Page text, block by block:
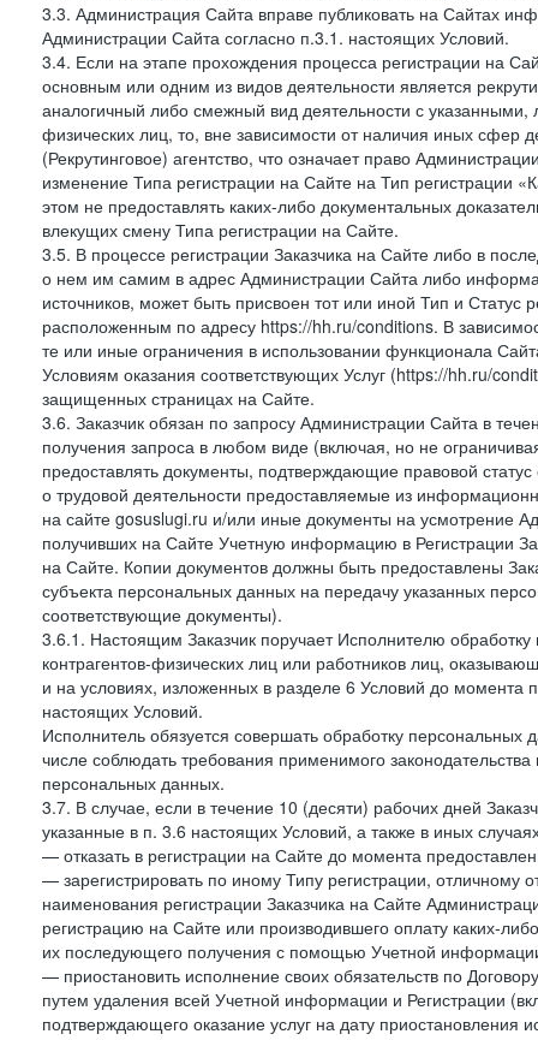
3.3. Администрация Сайта вправе публиковать на Сайтах
Администрации Сайта согласно п.3.1. настоящих Условий.
3.4. Если на этапе прохождения процесса регистрации на
основным или одним из видов деятельности является
аналогичный либо смежный вид деятельности с
физических лиц, то, вне зависимости от наличия иных сфер
(Рекрутинговое) агентство, что означает право
изменение Типа регистрации на Сайте на Тип регистрации
этом не предоставлять каких-либо документальных
влекущих смену Типа регистрации на Сайте.
3.5. В процессе регистрации Заказчика на Сайте либо в
о нем им самим в адрес Администрации Сайта либо
источников, может быть присвоен тот или иной Тип и
расположенным по адресу https://hh.ru/conditions. В
те или иные ограничения в использовании функционала
Условиям оказания соответствующих Услуг (https://hh.ru/
защищенных страницах на Сайте.
3.6. Заказчик обязан по запросу Администрации Сайта в
получения запроса в любом виде (включая, но не
предоставлять документы, подтверждающие правовой
о трудовой деятельности предоставляемые из
на сайте gosuslugi.ru и/или иные документы на усмотрение
получивших на Сайте Учетную информацию в Регистрации
на Сайте. Копии документов должны быть предоставлены
субъекта персональных данных на передачу указанных
соответствующие документы).
3.6.1. Настоящим Заказчик поручает Исполнителю
контрагентов-физических лиц или работников лиц,
и на условиях, изложенных в разделе 6 Условий до момента
настоящих Условий.
Исполнитель обязуется совершать обработку
числе соблюдать требования применимого
персональных данных.
3.7. В случае, если в течение 10 (десяти) рабочих дней
указанные в п. 3.6 настоящих Условий, а также в иных
— отказать в регистрации на Сайте до момента
— зарегистрировать по иному Типу регистрации, отличному
наименования регистрации Заказчика на Сайте
регистрацию на Сайте или производившего оплату каких-
их последующего получения с помощью Учетной
— приостановить исполнение своих обязательств по
путем удаления всей Учетной информации и Регистрации
подтверждающего оказание услуг на дату приостановления